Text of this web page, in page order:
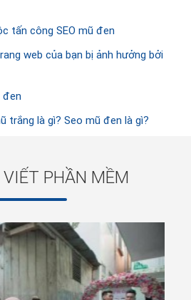
tấn công SEO mũ đen
web của bạn bị ảnh hưởng bởi
đen
trắng là gì? Seo mũ đen là gì?
PHẦN MỀM